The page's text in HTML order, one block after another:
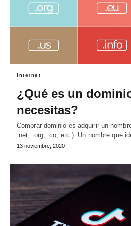
Internet
¿Qué es un
necesitas?
Comprar dominio es adquirir un
.net, .org, .co, etc.). Un nombre que
13 noviembre, 2020